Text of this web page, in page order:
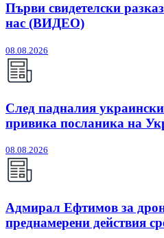
Първи свидетелски
нас (ВИДЕО)
08.08.2026
След падналия
привика посланика на
08.08.2026
Адмирал Ефтимов за
преднамерени действия